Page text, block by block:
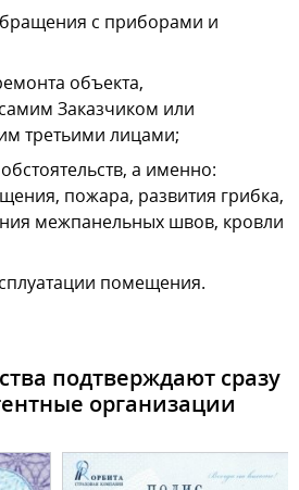
с приборами и
объекта,
Заказчиком или
третьими лицами;
а именно:
пожара, развития грибка,
межпанельных швов, кровли
помещения.
подтверждают сразу
организации